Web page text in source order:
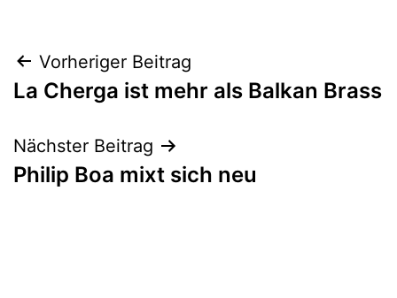
Beitragsnavigation
Vorheriger Beitrag
La Cherga ist mehr als Balkan Brass
Nächster Beitrag
Philip Boa mixt sich neu